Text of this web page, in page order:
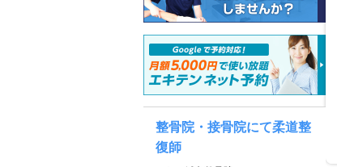
整骨院・接骨院にて柔道整
復師